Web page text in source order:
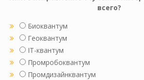
всего?
Биоквантум
Геоквантум
IT-квантум
Промробоквантум
Промдизайнквантум